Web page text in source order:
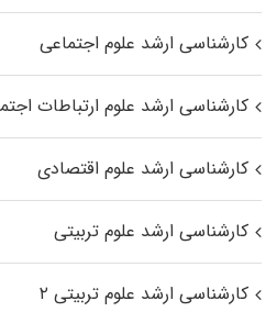
کارشناسی ارشد علوم اجتماعی
کارشناسی ارشد علوم ارتباطات
کارشناسی ارشد علوم اقتصادی
کارشناسی ارشد علوم تربیتی
کارشناسی ارشد علوم تربیتی ۲